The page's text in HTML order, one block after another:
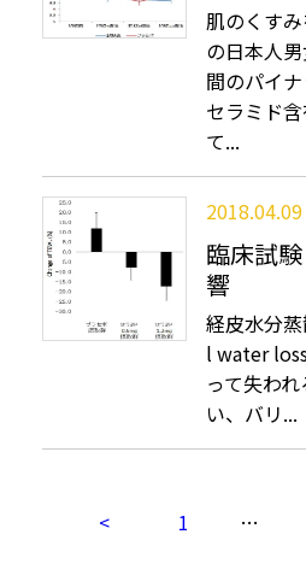
肌のくす
の日本人
間のパイ
セラミド
て...
2018.04.09
臨床試
響
経皮水分
l water
って失わ
い、バリ...
< 1 …